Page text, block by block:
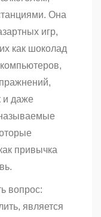
Она
игр,
как шоколад
и даже
привычка
вопрос:
является